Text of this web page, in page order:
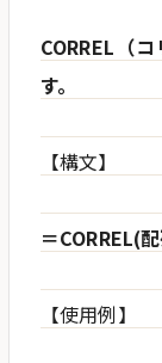
CORREL（
す。
【構文】
＝CORREL(
【使用例】